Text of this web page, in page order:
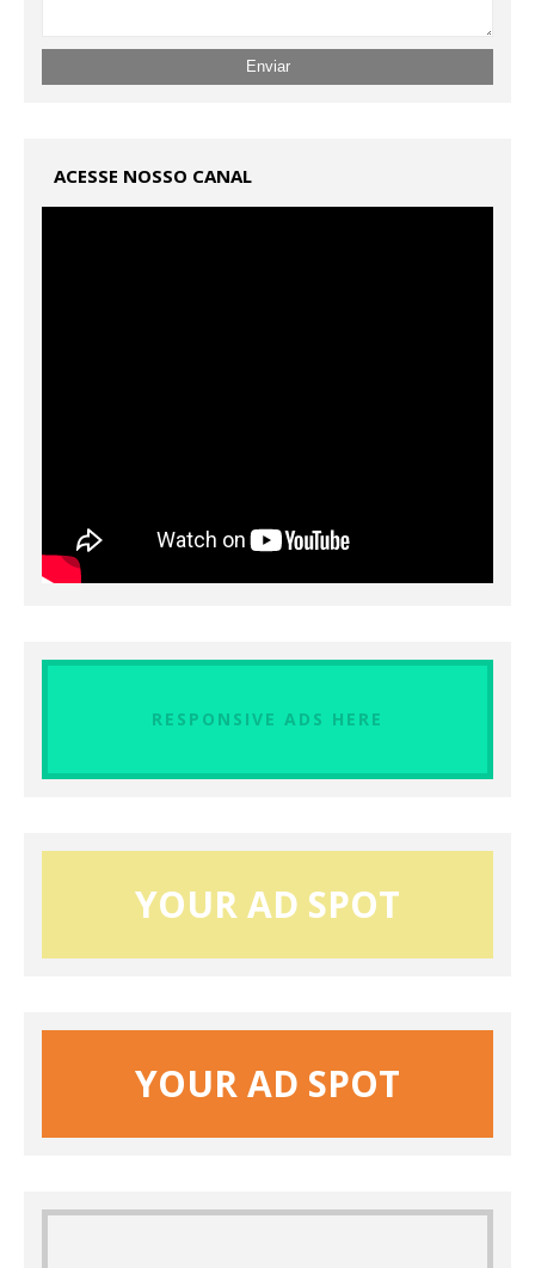
ACESSE NOSSO CANAL
RESPONSIVE ADS HERE
YOUR AD SPOT
YOUR AD SPOT